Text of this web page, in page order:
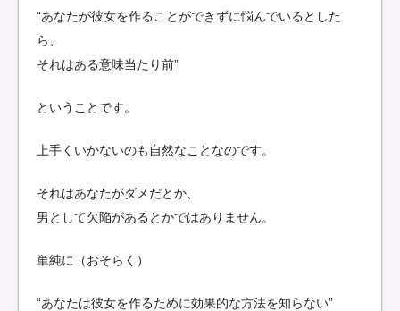
“あなたが彼女を作ることができずに悩んでいるとした
ら、
それはある意味当たり前”
ということです。
上手くいかないのも自然なことなのです。
それはあなたがダメだとか、
男として欠陥があるとかではありません。
単純に（おそらく）
“あなたは彼女を作るために効果的な方法を知らない”